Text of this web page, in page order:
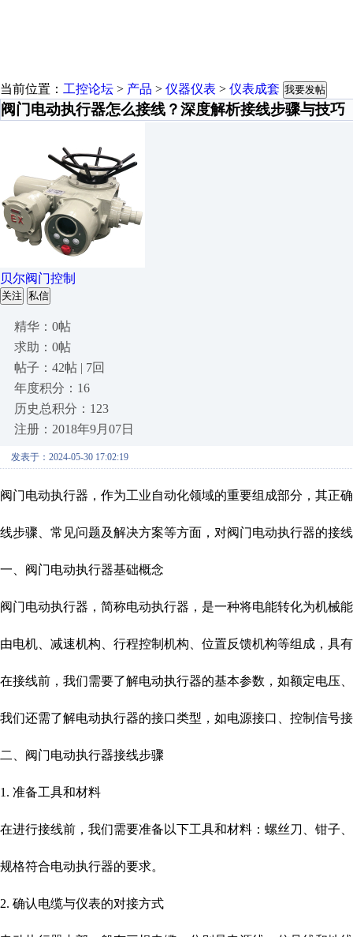
当前位置： 工控论坛 > 产品 > 仪器仪表 > 仪表成套 我要发帖
阀门电动执行器怎么接线？深度解析接线步骤与技巧
贝尔阀门控制
关注 私信
精华：0帖
求助：0帖
帖子：42帖 | 7回
年度积分：16
历史总积分：123
注册：2018年9月07日
发表于：2024-05-30 17:02:19
阀门电动执行器，作为工业自动化领域的重要组成部分，其正
线步骤、常见问题及解决方案等方面，对阀门电动执行器的接
一、阀门电动执行器基础概念
阀门电动执行器，简称电动执行器，是一种将电能转化为机械
由电机、减速机构、行程控制机构、位置反馈机构等组成，具
在接线前，我们需要了解电动执行器的基本参数，如额定电压
我们还需了解电动执行器的接口类型，如电源接口、控制信号
二、阀门电动执行器接线步骤
1. 准备工具和材料
在进行接线前，我们需要准备以下工具和材料：螺丝刀、钳子
规格符合电动执行器的要求。
2. 确认电缆与仪表的对接方式